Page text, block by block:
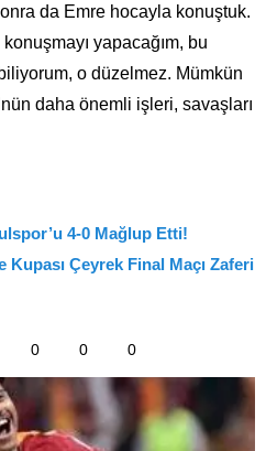
da Emre hocayla konuştuk.
yapacağım, bu
o düzelmez. Mümkün
daha önemli işleri, savaşları
4-0 Mağlup Etti!
Çeyrek Final Maçı Zaferi
0 0 0